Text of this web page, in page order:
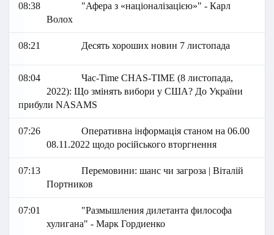
08:38
"Афера з «націоналізацією»" - Карл
Волох
08:21 Десять хороших новин 7 листопада
08:04
Час-Time CHAS-TIME (8 листопада,
2022): Що змінять вибори у США? До України
прибули NASAMS
07:26
Оперативна інформація станом на 06.00
08.11.2022 щодо російського вторгнення
07:13
Перемовини: шанс чи загроза | Віталій
Портников
07:01
"Размышления дилетанта философа
хулигана" - Марк Гордиенко